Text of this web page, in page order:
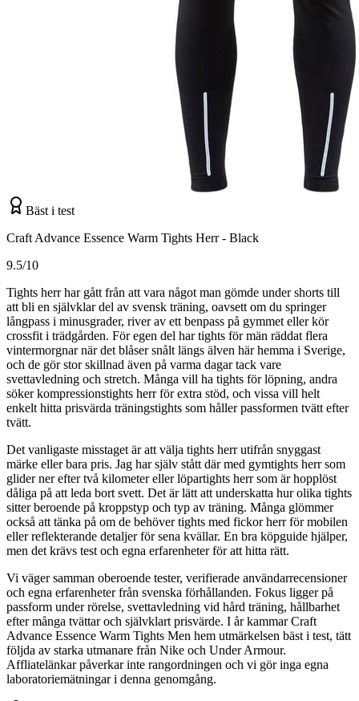
Bäst i test
Craft Advance Essence Warm Tights Herr - Black
9.5/10
Tights herr har gått från att vara något man gömde under shorts till
att bli en självklar del av svensk träning, oavsett om du springer
långpass i minusgrader, river av ett benpass på gymmet eller kör
crossfit i trädgården. För egen del har tights för män räddat flera
vintermorgnar när det blåser snålt längs älven här hemma i Sverige,
och de gör stor skillnad även på varma dagar tack vare
svettavledning och stretch. Många vill ha tights för löpning, andra
söker kompressionstights herr för extra stöd, och vissa vill helt
enkelt hitta prisvärda träningstights som håller passformen tvätt efter
tvätt.
Det vanligaste misstaget är att välja tights herr utifrån snyggast
märke eller bara pris. Jag har själv stått där med gymtights herr som
glider ner efter två kilometer eller löpartights herr som är hopplöst
dåliga på att leda bort svett. Det är lätt att underskatta hur olika tights
sitter beroende på kroppstyp och typ av träning. Många glömmer
också att tänka på om de behöver tights med fickor herr för mobilen
eller reflekterande detaljer för sena kvällar. En bra köpguide hjälper,
men det krävs test och egna erfarenheter för att hitta rätt.
Vi väger samman oberoende tester, verifierade användarrecensioner
och egna erfarenheter från svenska förhållanden. Fokus ligger på
passform under rörelse, svettavledning vid hård träning, hållbarhet
efter många tvättar och självklart prisvärde. I år kammar Craft
Advance Essence Warm Tights Men hem utmärkelsen bäst i test, tätt
följda av starka utmanare från Nike och Under Armour.
Affliatelänkar påverkar inte rangordningen och vi gör inga egna
laboratoriemätningar i denna genomgång.